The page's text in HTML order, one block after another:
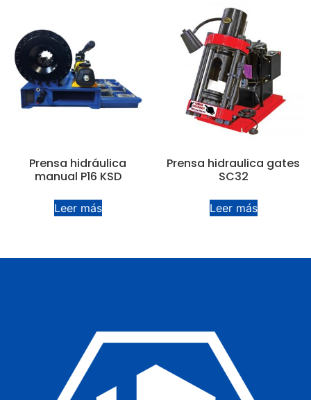
Prensa hidráulica
manual P16 KSD
Leer más
Prensa hidraulica gates
SC32
Leer más